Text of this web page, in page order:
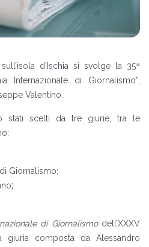
d’Ischia si svolge la 35ª
Internazionale di Giornalismo”,
Valentino.
stati scelti da tre giurie, tra le
Giornalismo;
;
di Giornalismodell’XXXV
composta da Alessandro